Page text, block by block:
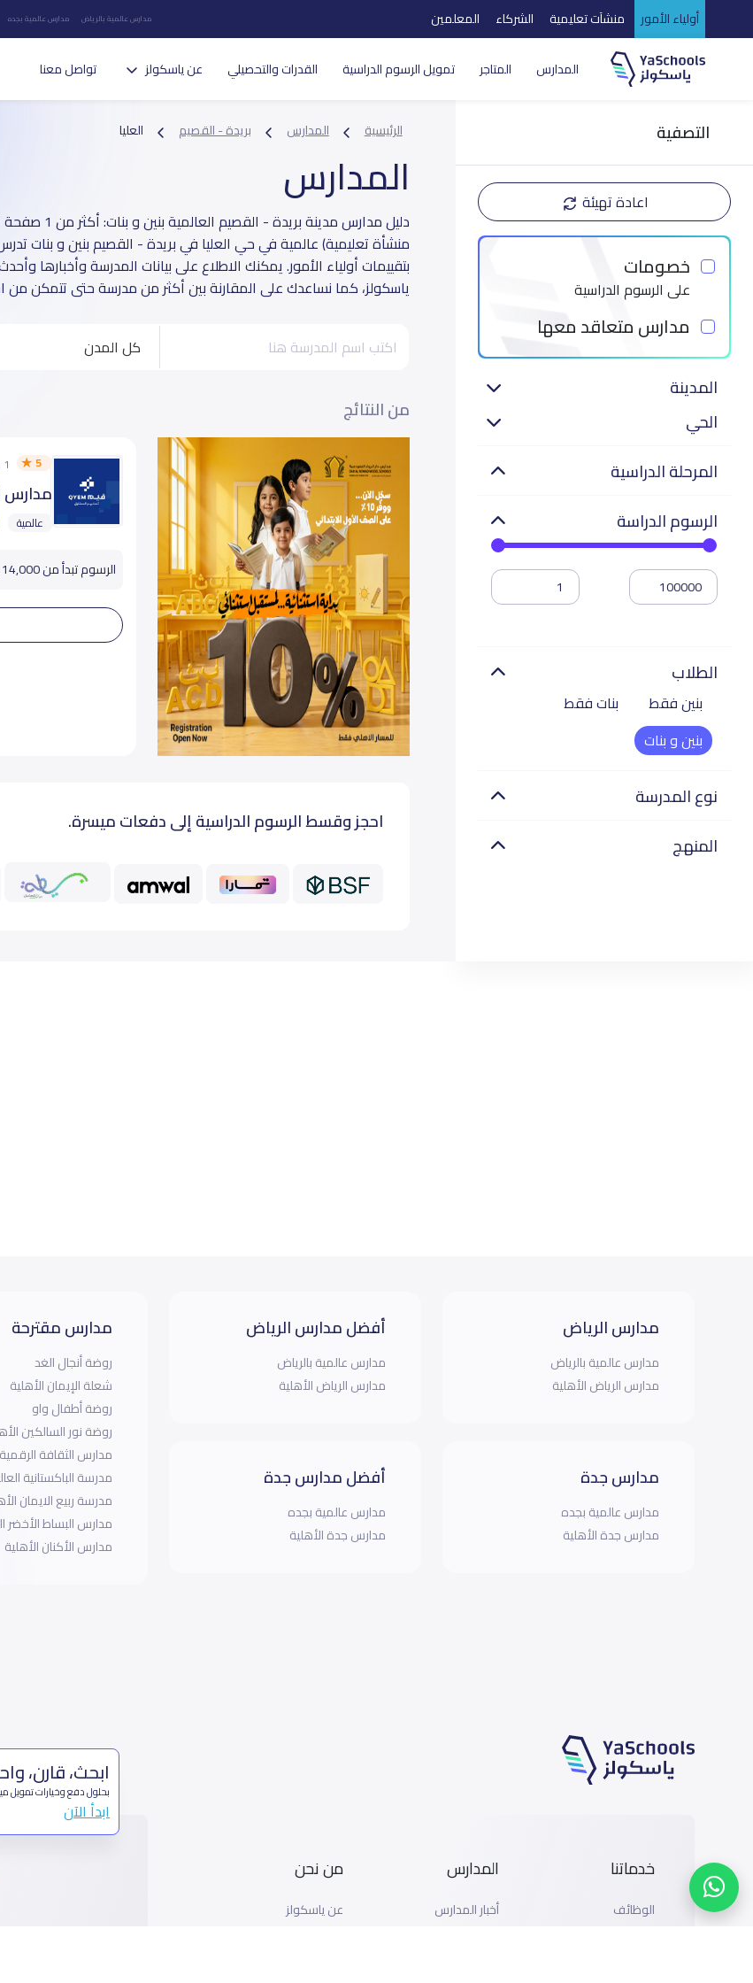
أولياء الأمور منشآت تعليمية الشركاء المعلمين مدارس عالمية بالرياض مدارس عالمية بجده
المدارس المتاجر تمويل الرسوم الدراسية القدرات والتحصيلي عن ياسكولز تواصل معنا
التصفية
اعادة تهيئة
خصومات
على الرسوم الدراسية
مدارس متعاقد معها
المدينة
الحي
المرحلة الدراسية
الرسوم الدراسة
الطلاب
بنين فقط
بنات فقط
بنين و بنات
نوع المدرسة
المنهج
الرئيسية المدارس بريدة - القصيم العليا
المدارس
منشأة تعليمية) عالمية في حي العليا في بريدة - القصيم بنين و بنات
بتقييمات أولياء الأمور. يمكنك الاطلاع على بيانات المدرسة وأخبارها
ياسكولز، كما نساعدك على المقارنة بين أكثر من مدرسة حتى تتمكن من
كل المدن
من النتائج
5 1 من التقييمات
مدارس
عالمية
الرسوم تبدأ من 14,000
احجز وقسط الرسوم الدراسية إلى دفعات ميسرة.
مدارس الرياض
مدارس عالمية بالرياض
مدارس الرياض الأهلية
مدارس جدة
مدارس عالمية بجده
مدارس جدة الأهلية
أفضل مدارس الرياض
مدارس عالمية بالرياض
مدارس الرياض الأهلية
أفضل مدارس جدة
مدارس عالمية بجده
مدارس جدة الأهلية
مدارس مقترحة
روضة أنجال الغد
شعلة الإيمان الأهلية
روضة أطفال واو
روضة نور السالكين
مدارس الثقافة
مدرسة الباكستانية
مدرسة ربيع الايمان
مدارس البساط الأخضر
مدارس الأكنان الأهلية
خدماتنا
الوظائف
المدارس
أخبار المدارس
من نحن
عن ياسكولز
ابحث، قارن،
بحلول دفع وخيارات تمويل
ابدأ الآن